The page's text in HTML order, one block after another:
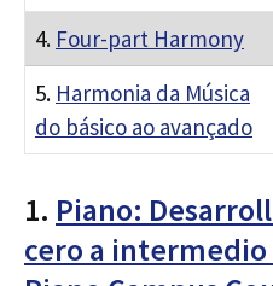
4. Four-part Harmony
5. Harmonia da Música
do básico ao avançado
1. Piano:
cero a intermedio